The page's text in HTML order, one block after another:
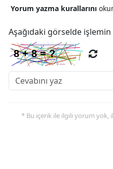
Yorum yazma kurallarını
Aşağıdaki görselde
* Bu içerik ile ilgili yorum yok,